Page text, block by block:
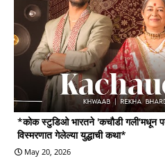
*कोक स्टुडिओ भारतने 'कचौडी गली'मधून
विस्मरणात गेलेल्या युद्धाची कथा*
May 20, 2026